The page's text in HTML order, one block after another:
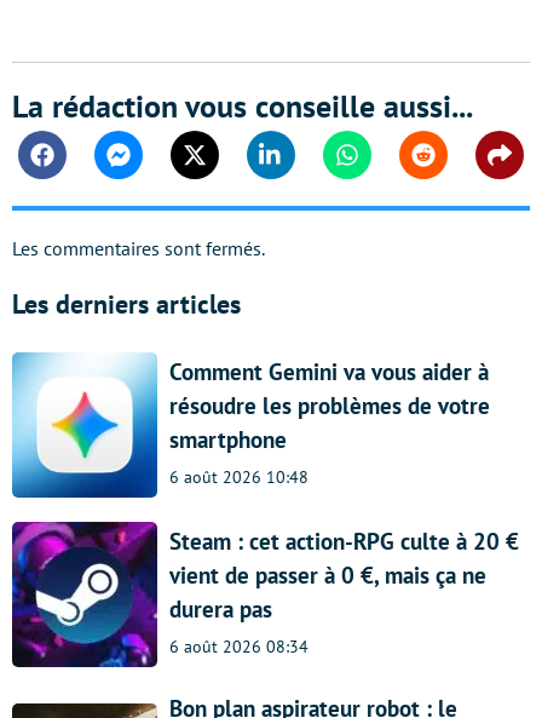
La rédaction vous conseille aussi...
FacebookMessengerTwitter Linkedin WhatsappReddit
Les commentaires sont fermés.
Les derniers articles
Comment Gemini va vous aider à
résoudre les problèmes de votre
smartphone
6 août 2026 10:48
Steam : cet action-RPG culte à 20 €
vient de passer à 0 €, mais ça ne
durera pas
6 août 2026 08:34
Bon plan aspirateur robot : le